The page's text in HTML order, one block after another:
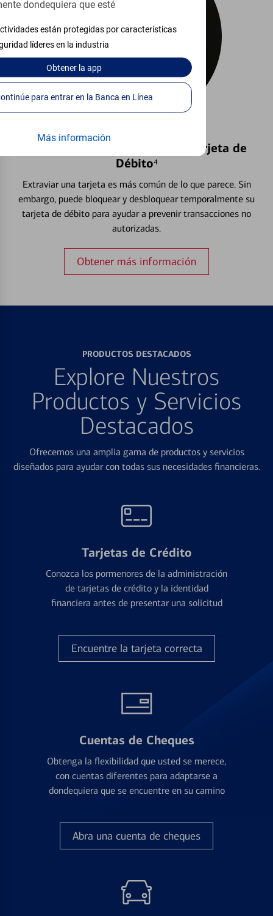
dondequiera que esté
están protegidas por características
líderes en la industria
Obtenerla app
Continúe para entrar en la Banca en Línea
Más información
Bloquear y Desbloquear una Tarjeta de
Débito⁴
Extraviar una tarjeta es más común de lo que parece. Sin
embargo, puede bloquear y desbloquear temporalmente su
tarjeta de débito para ayudar a prevenir transacciones no
autorizadas.
Obtener más información
PRODUCTOS DESTACADOS
Explore Nuestros
Productos y Servicios
Destacados
Ofrecemos una amplia gama de productos y servicios
diseñados para ayudar con todas sus necesidades financieras.
Tarjetas de Crédito
Conozca los pormenores de la administración
de tarjetas de crédito y la identidad
financiera antes de presentar una solicitud
Encuentre la tarjeta correcta
Cuentas de Cheques
Obtenga la flexibilidad que usted se merece,
con cuentas diferentes para adaptarse a
dondequiera que se encuentre en su camino
Abra una cuenta de cheques